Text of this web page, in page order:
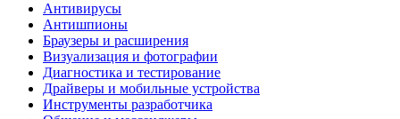
Антивирусы
Антишпионы
Браузеры и расширения
Визуализация и фотографии
Диагностика и тестирование
Драйверы и мобильные устройства
Инструменты разработчика